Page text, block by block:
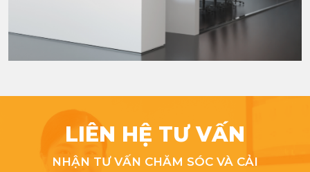
LIÊN HỆ TƯ VẤN
NHẬN TƯ VẤN CHĂM SÓC VÀ CẢI